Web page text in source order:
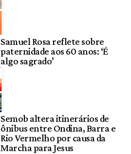
Samuel Rosa reflete sobre
paternidade aos 60 anos: ‘É
algo sagrado’
Semob altera itinerários de
ônibus entre Ondina, Barra e
Rio Vermelho por causa da
Marcha para Jesus